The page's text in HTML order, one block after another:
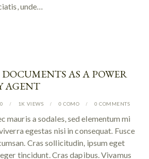
unde…
AS A POWER
AGENT
1K VIEWS 0 COMO 0 COMMENTS
mauris a sodales, sed elementum mi
egestas nisi in consequat. Fusce
Cras sollicitudin, ipsum eget
tincidunt. Cras dapibus. Vivamus